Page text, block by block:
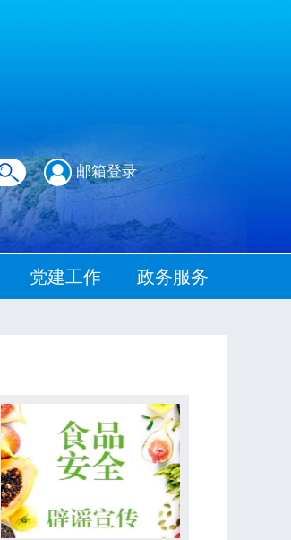
邮箱登录
党建工作 政务服务